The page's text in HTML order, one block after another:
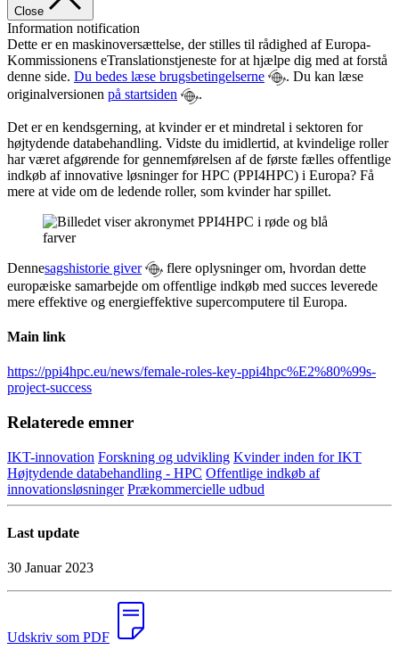
Close
Information notification
Dette er en maskinoversættelse, der stilles til rådighed af Europa-
Kommissionens eTranslationstjeneste for at hjælpe dig med at forstå
denne side. Du bedes læse brugsbetingelserne
. Du kan læse
originalversionen på startsiden .
Det er en kendsgerning, at kvinder er et mindretal i sektoren for
højtydende databehandling. Vidste du imidlertid, at kvindelige roller
har været afgørende for gennemførelsen af de første fælles offentlige
indkøb af innovative løsninger for HPC (PPI4HPC) i Europa? Få
mere at vide om de ledende roller, som kvinder har spillet.
Dennesagshistorie giver
flere oplysninger om, hvordan dette
europæiske samarbejde om offentlige indkøb med succes leverede
mere effektive og energieffektive supercomputere til Europa.
Main link
https://ppi4hpc.eu/news/female-roles-key-ppi4hpc%E2%80%99s-
project-success
Relaterede emner
IKT-innovation Forskning og udvikling Kvinder inden for IKT
Højtydende databehandling - HPC Offentlige indkøb af
innovationsløsninger Prækommercielle udbud
Last update
30 Januar 2023
Udskriv som PDF